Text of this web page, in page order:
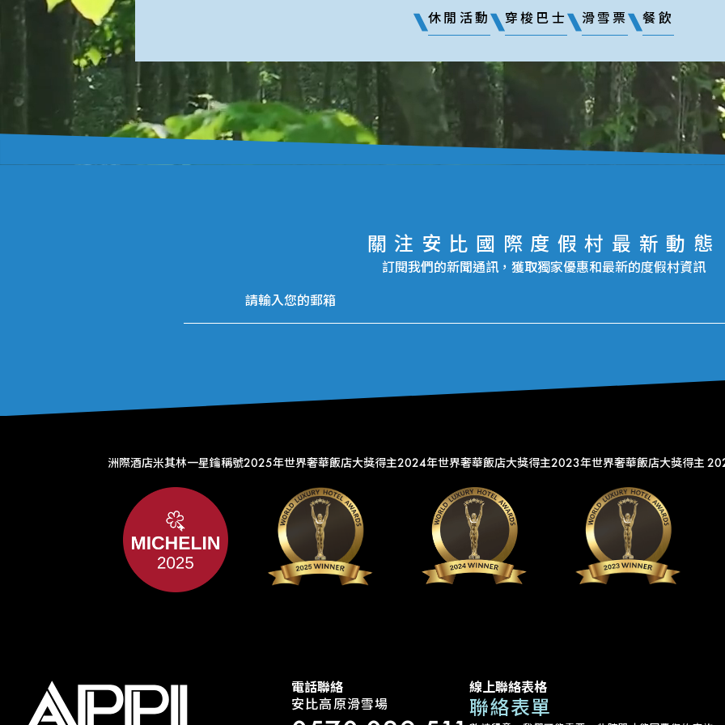
休閒活動 穿梭巴士 滑雪票 餐飲
關注安比國際度假村最新動態
訂閱我們的新聞通訊，獲取獨家優惠和最新的度假村資訊
洲際酒店米其林一星鑰稱號2025年世界奢華飯店大獎得主2024年世界奢華飯店大獎得主2023年世界奢華飯店大獎得主
電話聯絡
安比高原滑雪場
線上聯絡表格
聯絡表單